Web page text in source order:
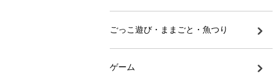
ごっこ遊び・ままごと・魚つり
ゲーム